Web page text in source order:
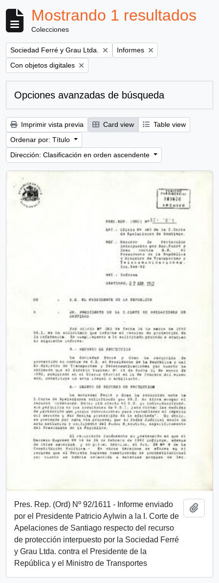
Mostrando 1 resultados
Colecciones
Remove filter:
Sociedad Ferré y Grau Ltda. Remove filter:
Informes
Remove filter:
Con objetos digitales
Opciones avanzadas de búsqueda
Imprimir vista previa Card view
Table view
Ordenar por: Título
Dirección: Clasificación en orden ascendente
Pres. Rep. (Ord) Nº 92/1611 - Informe enviado
por el Presidente Patricio Aylwin a la I. Corte de
Apelaciones de Santiago respecto del recurso
de protección interpuesto por la Sociedad Ferré
y Grau Ltda. contra el Presidente de la
República y el Ministro de Transportes